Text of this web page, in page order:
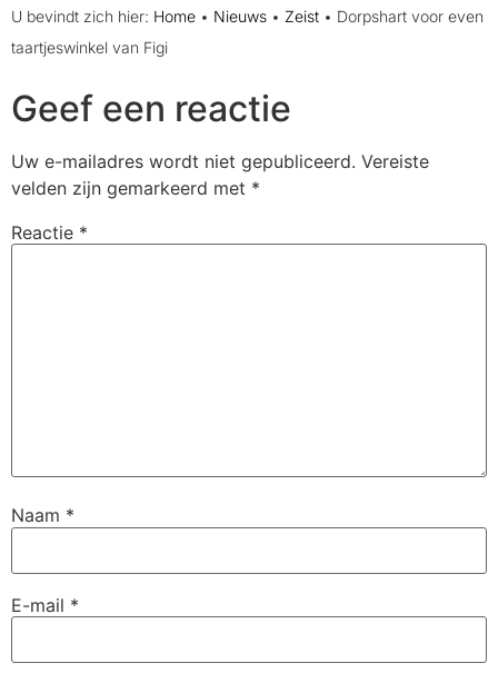
U bevindt zich hier: Home • Nieuws • Zeist • Dorpshart voor even
taartjeswinkel van Figi
Geef een reactie
Uw e-mailadres wordt niet gepubliceerd. Vereiste
velden zijn gemarkeerd met *
Reactie *
Naam *
E-mail *